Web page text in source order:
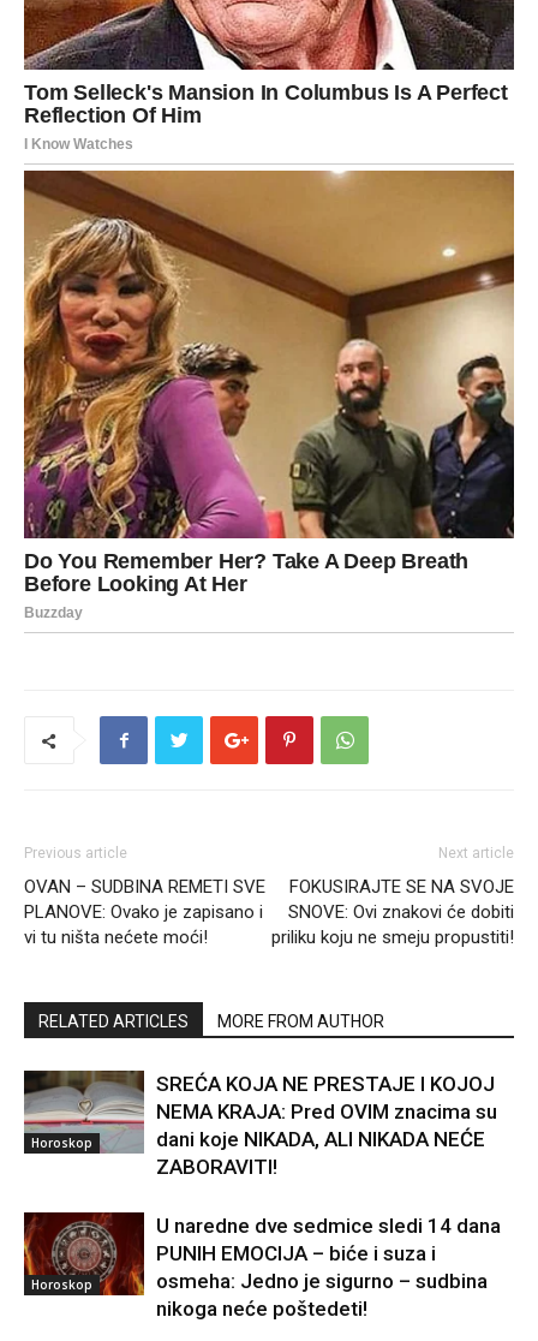
Previous article
OVAN – SUDBINA REMETI SVE
PLANOVE: Ovako je zapisano i
vi tu ništa nećete moći!
Next article
FOKUSIRAJTE SE NA SVOJE
SNOVE: Ovi znakovi će dobiti
priliku koju ne smeju propustiti!
RELATED ARTICLES MORE FROM AUTHOR
Horoskop
SREĆA KOJA NE PRESTAJE I KOJOJ
NEMA KRAJA: Pred OVIM znacima su
dani koje NIKADA, ALI NIKADA NEĆE
ZABORAVITI!
Horoskop
U naredne dve sedmice sledi 14 dana
PUNIH EMOCIJA – biće i suza i
osmeha: Jedno je sigurno – sudbina
nikoga neće poštedeti!